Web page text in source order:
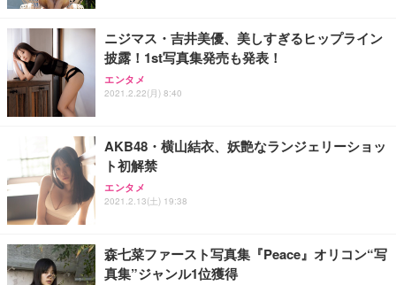
務用 おしゃれ パソコンチェア (ホワイト)
ANDWINT オフィスチェア デスクチェア 肘なし メ
ッシュ 通気性 ランバーサポート付き 腰サポート ガ
ス圧無段階昇降 360度回転 キャスター付き コンパク
【MiniLED/24.5inch/280Hz/FHD】GRAPHT THE S
HOOTER Gaming Monitor 24” Essential ゲーミン
グモニター QD 24.5インチ 1ms FHD 量子ドット 残
アイリスオーヤマ ペットシーツ 超厚型 お徳用 レギ
ュラー 200枚入【Amazon.co.jp限定】
ニジマス・吉井美優、美しすぎるヒップライン
披露！1st写真集発売も発表！
エンタメ
2021.2.22(月) 8:40
AKB48・横山結衣、妖艶なランジェリーショッ
ト初解禁
エンタメ
2021.2.13(土) 19:38
森七菜ファースト写真集『Peace』オリコン“写
真集”ジャンル1位獲得